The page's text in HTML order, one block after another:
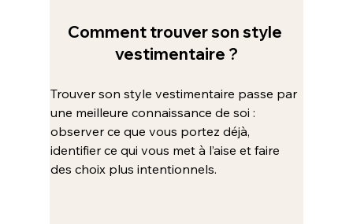
Comment trouver son style
vestimentaire ?
Trouver son style vestimentaire passe par
une meilleure connaissance de soi :
observer ce que vous portez déjà,
identifier ce qui vous met à l’aise et faire
des choix plus intentionnels.